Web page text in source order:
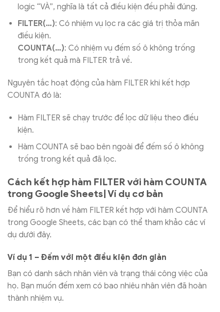
logic “VÀ”, nghĩa là tất cả điều kiện đều phải đúng.
FILTER(…): Có nhiệm vụ lọc ra các giá trị thỏa mãn
điều kiện.
COUNTA(…): Có nhiệm vụ đếm số ô không trống
trong kết quả mà FILTER trả về.
Nguyên tắc hoạt động của hàm FILTER khi kết hợp
COUNTA đó là:
Hàm FILTER sẽ chạy trước để lọc dữ liệu theo điều
kiện.
Hàm COUNTA sẽ bao bên ngoài để đếm số ô không
trống trong kết quả đã lọc.
Cách kết hợp hàm FILTER với hàm COUNTA
trong Google Sheets| Ví dụ cơ bản
Để hiểu rõ hơn về hàm FILTER kết hợp với hàm COUNTA
trong Google Sheets, các bạn có thể tham khảo các ví
dụ dưới đây.
Ví dụ 1 – Đếm với một điều kiện đơn giản
Bạn có danh sách nhân viên và trạng thái công việc của
họ. Bạn muốn đếm xem có bao nhiêu nhân viên đã hoàn
thành nhiệm vụ.